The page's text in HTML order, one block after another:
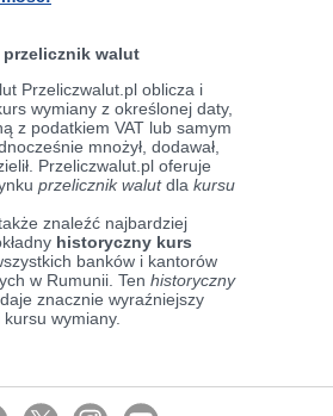
walut
Przeliczwalut.pl oblicza i
wymiany z określonej daty,
z podatkiem VAT lub samym
mnożył, dodawał,
Przeliczwalut.pl oferuje
przelicznik walutdla kursu
znaleźć najbardziej
historyczny kurs
banków i kantorów
w Rumunii. Ten historyczny
znacznie wyraźniejszy
wymiany.